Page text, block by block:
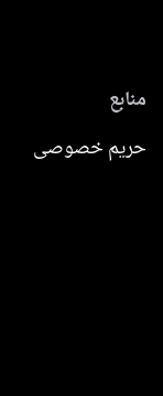
منابع
حریم خصوصی